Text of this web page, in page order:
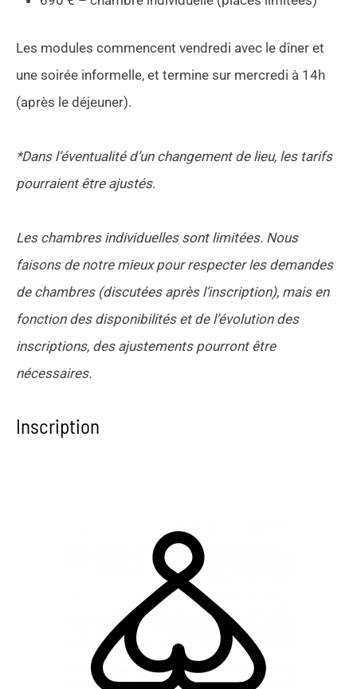
Les modules commencent vendredi avec le dîner et
une soirée informelle, et termine sur mercredi à 14h
(après le déjeuner).
*Dans l’éventualité d’un changement de lieu, les tarifs
pourraient être ajustés.
Les chambres individuelles sont limitées. Nous
faisons de notre mieux pour respecter les demandes
de chambres (discutées après l’inscription), mais en
fonction des disponibilités et de l’évolution des
inscriptions, des ajustements pourront être
nécessaires.
Inscription